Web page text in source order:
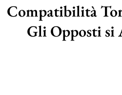
Compatibilità
Gli Opposti si